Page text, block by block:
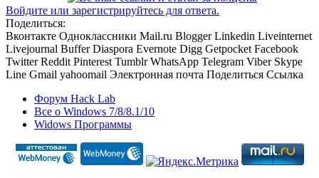
Войдите или зарегистрируйтесь для ответа.
Поделиться:
Вконтакте Одноклассники Mail.ru Blogger Linkedin Liveinternet
Livejournal Buffer Diaspora Evernote Digg Getpocket Facebook
Twitter Reddit Pinterest Tumblr WhatsApp Telegram Viber Skype
Line Gmail yahoomail Электронная почта Поделиться Ссылка
Форум Hack Lab
Все о Windows 7/8/8.1/10
Widows Программы